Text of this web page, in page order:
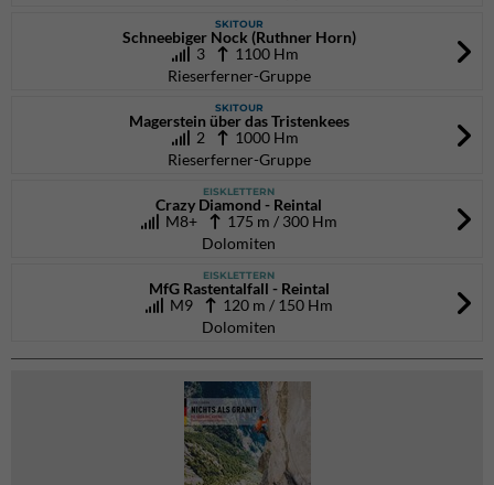
SKITOUR
Schneebiger Nock (Ruthner Horn)
3
1100 Hm
Rieserferner-Gruppe
SKITOUR
Magerstein über das Tristenkees
2
1000 Hm
Rieserferner-Gruppe
EISKLETTERN
Crazy Diamond - Reintal
M8+ 175 m / 300 Hm
Dolomiten
EISKLETTERN
MfG Rastentalfall - Reintal
M9 120 m / 150 Hm
Dolomiten